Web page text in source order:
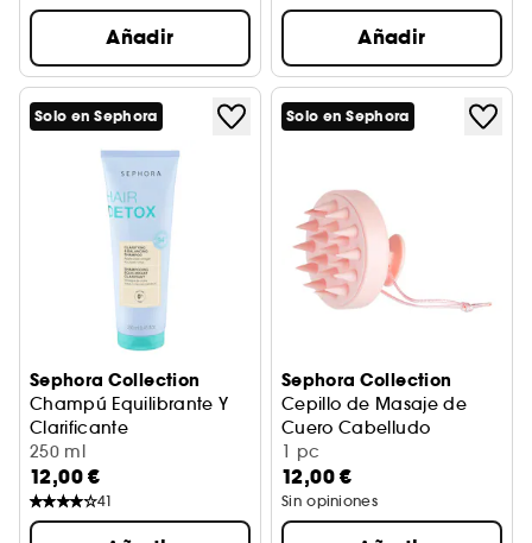
Añadir Añadir
Solo en Sephora
Sephora Collection
Champú Equilibrante Y
Clarificante
Limpiador detoxificante
250 ml
12,00 €
41
Solo en Sephora
Sephora Collection
Cepillo de Masaje de
Cuero Cabelludo
Exfolia y masajea
1 pc
12,00 €
Sin opiniones